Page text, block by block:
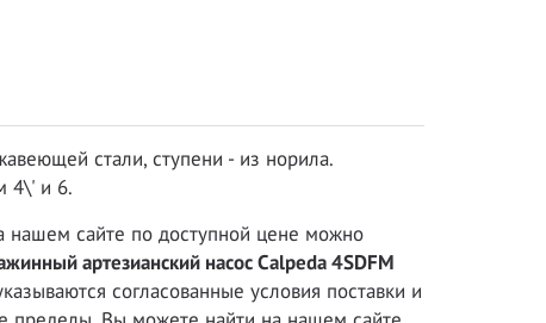
стали, ступени - из норила.
4\' и 6.
нашем сайте по доступной цене можно
артезианский насос Calpeda 4SDFM
согласованные условия поставки и